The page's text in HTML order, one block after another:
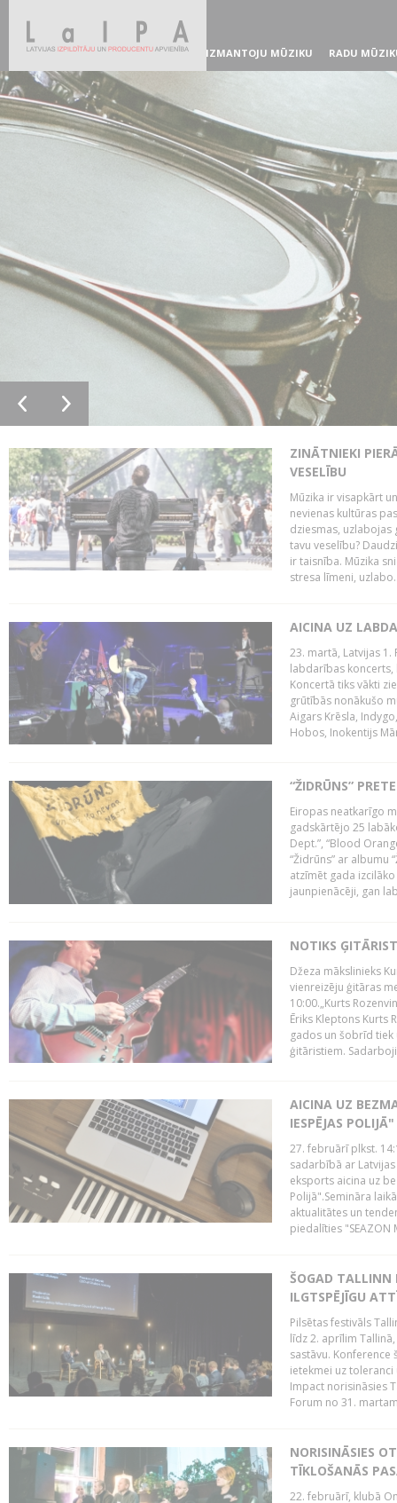
IZMANTOJU MŪZIKU RADU
ZINĀTNIEKI
VESELĪBU
Mūzika ir visapkārt
nevienas kultūras
dziesmas, uzlabojas
tavu veselību?
ir taisnība. Mūzika
stresa līmeni,
AICINA UZ
23. martā, Latvijas 1.
labdarības koncerts,
Koncertā tiks vākti
grūtībās nonākušo
Aigars Krēsla,
Hobos, Inokentijs
“ŽIDRŪNS”
Eiropas neatkarīgo
gadskārtējo 25
Dept.”, “Blood
“Židrūns” ar albumu
atzīmēt gada
jaunpienācēji, gan
NOTIKS
Džeza mākslinieks
vienreizēju ģitāras
10:00.„Kurts
Ēriks Kleptons Kurts
gados un šobrīd
ģitāristiem.
AICINA UZ
IESPĒJAS POLIJĀ"
27. februārī plkst.
sadarbībā ar
eksports aicina uz
Polijā".Semināra
aktualitātes un
piedalīties "SEAZON
ŠOGAD TALLINN
ILGTSPĒJĪGU
Pilsētas festivāls
līdz 2. aprīlim
sastāvu.
ietekmei uz
Impact norisināsies
Forum no 31.
NORISINĀSIES
TĪKLOŠANĀS
22. februārī, klubā